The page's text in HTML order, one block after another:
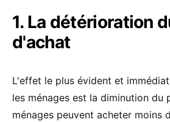
1. La détérioration
d'achat
L'effet le plus évident et
les ménages est la diminution du
ménages peuvent acheter moins